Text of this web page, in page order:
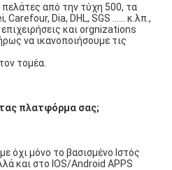
από την τύχη 500, τα
Dia, DHL, SGS ...... κ.λπ.,
και orgnizations
να ικανοποιήσουμε τις
τομέα.
πλατφόρμα σας;
όχι μόνο το βασισμένο Ιστός
και στο IOS/Android APPS